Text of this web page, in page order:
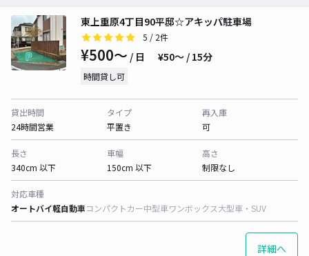
東上重原4丁目90平邸☆アキッパ駐車場
5 / 2件
¥500〜 / 日 ¥50〜 / 15分
時間貸し可
貸出時間
24時間営業
タイプ
平置き
再入庫
可
長さ
340cm 以下
車幅
150cm 以下
高さ
制限なし
対応車種
オートバイ軽自動車コンパクトカー中型車ワンボックス大型車・SUV
詳細へ